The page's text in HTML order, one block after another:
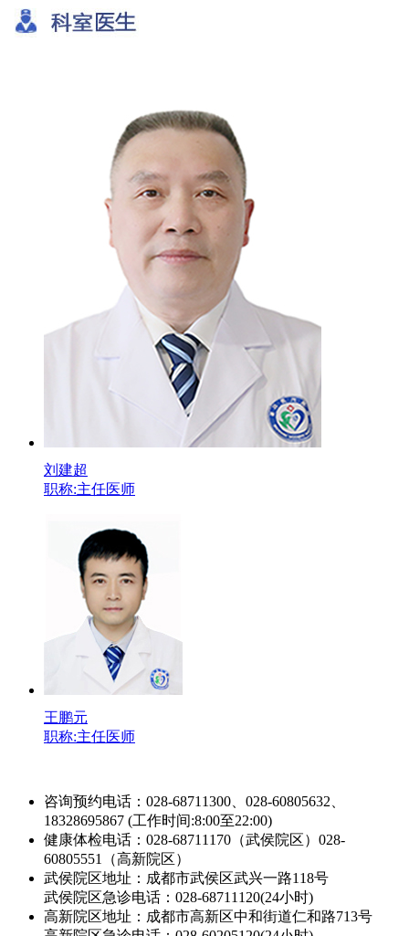
刘建超
职称:主任医师
王鹏元
职称:主任医师
咨询预约电话：028-68711300、028-60805632、
18328695867 (工作时间:8:00至22:00)
健康体检电话：028-68711170（武侯院区）028-
60805551（高新院区）
武侯院区地址：成都市武侯区武兴一路118号
武侯院区急诊电话：028-68711120(24小时)
高新院区地址：成都市高新区中和街道仁和路713号